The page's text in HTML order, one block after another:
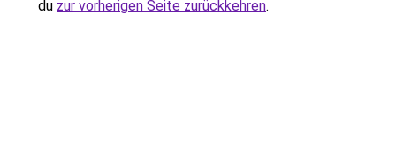
du zur vorherigen Seite zurückkehren.